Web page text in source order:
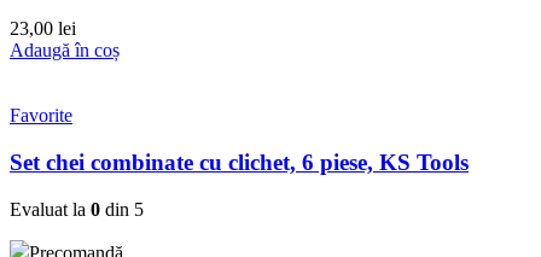
23,00 lei
Adaugă în coș
Favorite
Set chei combinate cu clichet, 6 piese, KS Tools
Evaluat la 0 din 5
Precomandă